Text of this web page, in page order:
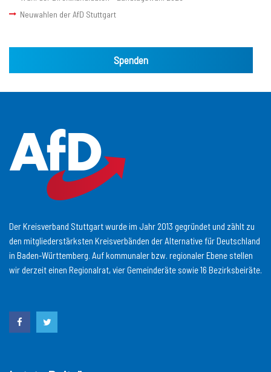
Neuwahlen der AfD Stuttgart
Spenden
Der Kreisverband Stuttgart wurde im Jahr 2013 gegründet und zählt zu
den mitgliederstärksten Kreisverbänden der Alternative für Deutschland
in Baden-Württemberg. Auf kommunaler bzw. regionaler Ebene stellen
wir derzeit einen Regionalrat, vier Gemeinderäte sowie 16 Bezirksbeiräte.